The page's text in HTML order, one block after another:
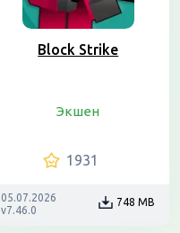
Block Strike
Экшен
1931
05.07.2026
v7.46.0
748 MB